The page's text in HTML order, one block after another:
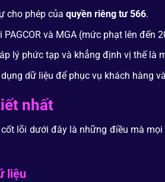
cho phép của quyền riêng tư 566.
và MGA (mức phạt lên đến
lý phức tạp và khẳng định vị thế là
dữ liệu để phục vụ khách hàng
nhất
lõi dưới đây là những điều mà
liệu